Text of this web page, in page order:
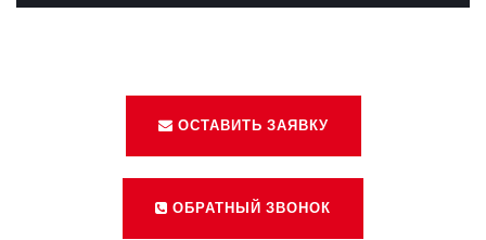
ОСТАВИТЬ ЗАЯВКУ
ОБРАТНЫЙ ЗВОНОК